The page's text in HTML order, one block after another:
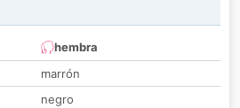
hembra
marrón
negro